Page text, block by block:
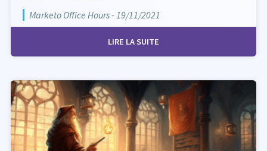
Marketo Office Hours - 19/11/2021
LIRE LA SUITE